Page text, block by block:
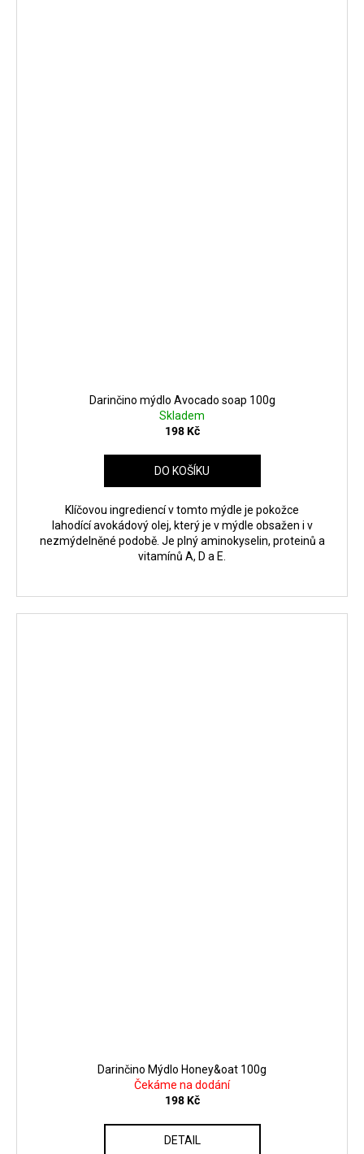
Darinčino mýdlo Avocado soap 100g
Skladem
198 Kč
DO KOŠÍKU
Klíčovou ingrediencí v tomto mýdle je pokožce
lahodící avokádový olej, který je v mýdle obsažen i v
nezmýdelněné podobě. Je plný aminokyselin, proteinů a
vitamínů A, D a E.
Darinčino Mýdlo Honey&oat 100g
Čekáme na dodání
198 Kč
DETAIL